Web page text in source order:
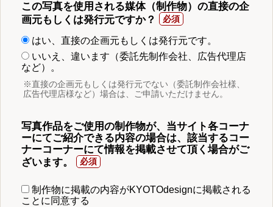
この写真を使用される媒体（制作物）の直接の企
画元もしくは発行元ですか？
はい、直接の企画元もしくは発行元です。
いいえ、違います（委託先制作会社、広告代理店
など）。
※直接の企画元もしくは発行元でない（委託制作会社様、
広告代理店様など）場合は、ご申請いただけません。
写真作品をご使用の制作物が、当サイト各コーナ
ーにてご紹介できる内容の場合は、該当するコー
ナーコーナーにて情報を掲載させて頂く場合がご
ざいます。
制作物に掲載の内容がKYOTOdesignに掲載される
ことに同意する